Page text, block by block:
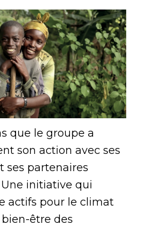
que le groupe a
son action avec ses
ses partenaires
initiative qui
actifs pour le climat
être des